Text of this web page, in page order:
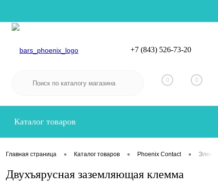
Вход
+7 (843) 526-73-20
0 0
Каталог товаров
Главная страница • Каталог товаров • Phoenix Contact •
Двухъярусная заземляющая клемма